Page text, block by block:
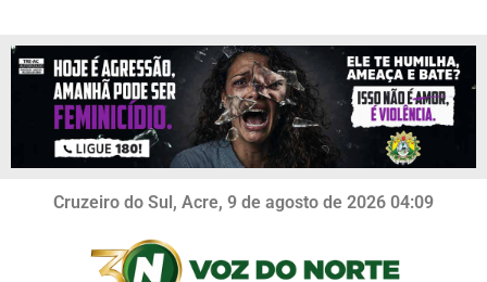
Cruzeiro do Sul, Acre, 9 de agosto de 2026 04:09